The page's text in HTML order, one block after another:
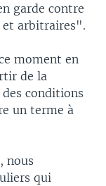
garde contre
et arbitraires".
moment en
de la
conditions
un terme à
nous
qui